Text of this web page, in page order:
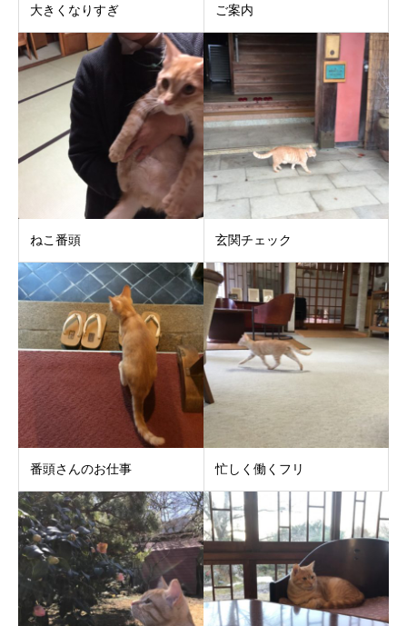
大きくなりすぎ ご案内
ねこ番頭 玄関チェック
番頭さんのお仕事 忙しく働くフリ